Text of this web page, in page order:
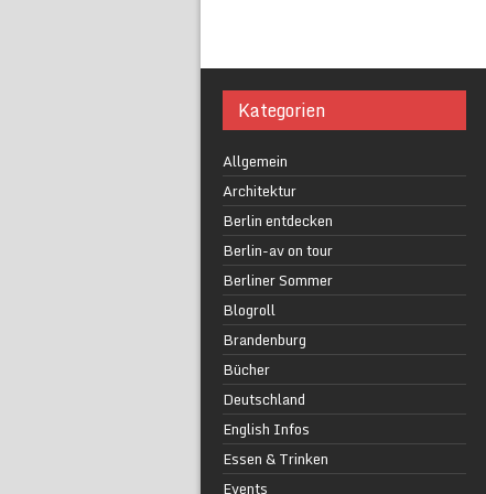
Kategorien
Allgemein
Architektur
Berlin entdecken
Berlin-av on tour
Berliner Sommer
Blogroll
Brandenburg
Bücher
Deutschland
English Infos
Essen & Trinken
Events